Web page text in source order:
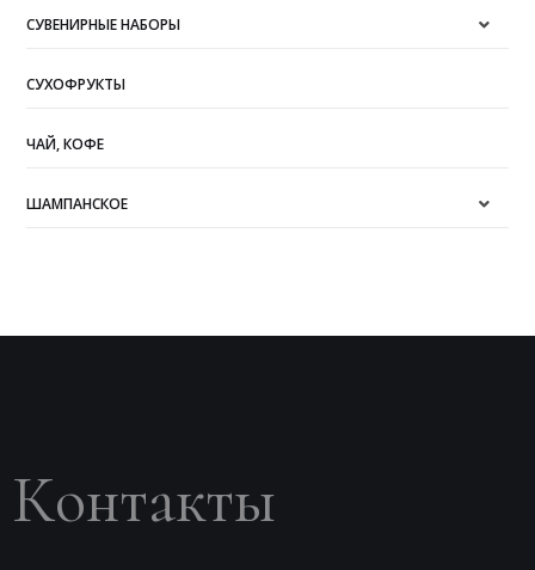
СУВЕНИРНЫЕ НАБОРЫ
СУХОФРУКТЫ
ЧАЙ, КОФЕ
ШАМПАНСКОЕ
Контакты